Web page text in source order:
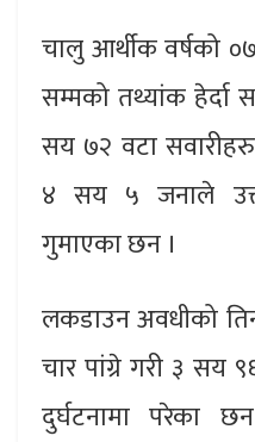
चालु आर्थीक वर्षको
सम्मको तथ्यांक हेर्दा
सय ७२ वटा
४ सय ५ जनाले उक्त
गुमाएका छन ।
लकडाउन अवधीको तिन
चार पांग्रे गरी ३ सय
दुर्घटनामा परेका